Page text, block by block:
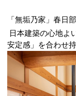
「無垢乃家」春日
日本建築の心地よ
安定感」を合わせ